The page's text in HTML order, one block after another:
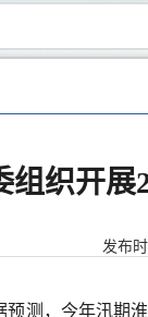
组织开展
发布时
预测，今年汛期